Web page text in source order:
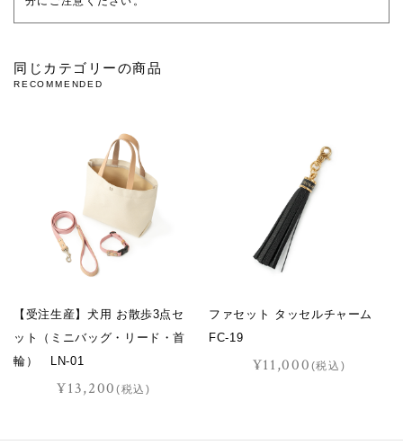
同じカテゴリーの商品
RECOMMENDED
【受注生産】犬用 お散歩3点セ
ット（ミニバッグ・リード・首
輪） LN-01
¥13,200(税込)
ファセット タッセルチャーム
FC-19
¥11,000 (税込)